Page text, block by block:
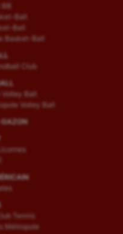
Ball
Ball
Basket-Ball
Club
Ball
Volley Ball
Tennis
Métropole